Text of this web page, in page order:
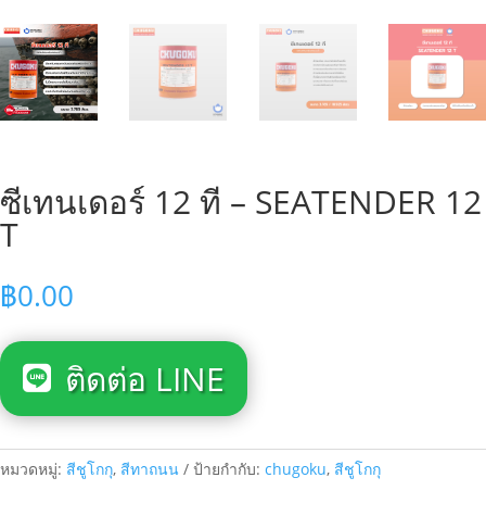
ซีเทนเดอร์ 12 ที – SEATENDER 12
T
฿0.00
ติดต่อ LINE
หมวดหมู่: สีชูโกกุ, สีทาถนน ป้ายกำกับ: chugoku, สีชูโกกุ